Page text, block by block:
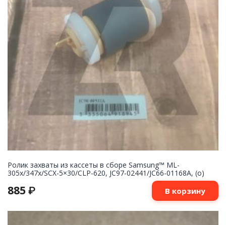
Ролик захваты из кассеты в сборе Samsung™ ML-
305x/347x/SCX-5×30/CLP-620, JC97-02441/JC66-01168A, (o)
885 ₽ В корзину